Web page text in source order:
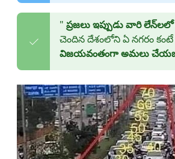
" ప్రజలు ఇప్పుడు వారి
చెందిన దేశంలోని ఏ నగరం
విజయవంతంగా అమలు